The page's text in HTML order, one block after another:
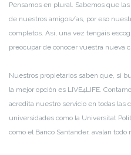
Pensamos en plural. Sabemos que
de nuestros amigos/as, por eso
completos. Así, una vez tengáis
preocupar de conocer vuestra nueva
Nuestros propietarios saben que, si
la mejor opción es LIVE4LIFE.
acredita nuestro servicio en todas las
universidades como la Universitat
como el Banco Santander, avalan todo